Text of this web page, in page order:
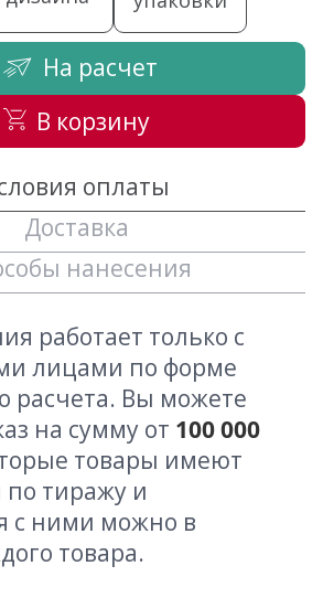
На расчет
В корзину
оплаты
Доставка
нанесения
работает только с
лицами по форме
расчета. Вы можете
на сумму от 100 000
товары имеют
тиражу и
с ними можно в
товара.